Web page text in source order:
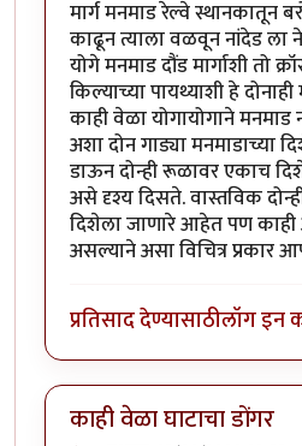
मार्ग मनमाड रेल्वे स्थानकातून
काढून त्याला वळवून नांदेड
योगे मनमाड दौंड मार्गाशी तो
किल्याच्या पायथ्याशी हे
काही वेळा योगायोगाने मनमाड
अशा दोन गाड्या मनमाडाच्या
डाऊन दोन्ही रूळावर एकाच
असे दृश्य दिसते. वास्तविक
दिशेला जाणारे आहेत पण
असल्याने असा विचित्र प्रकार
प्रतिसाद देण्यासाठीलॉग इन
काही वेळा घाटाचा डोंगर